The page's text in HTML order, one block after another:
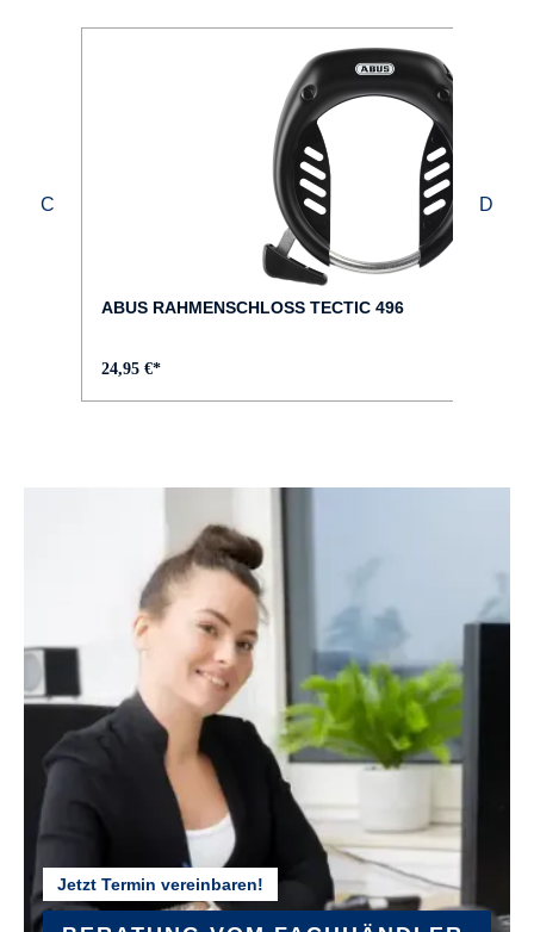
ABUS RAHMENSCHLOSS TECTIC 496
24,95 €*
Jetzt Termin vereinbaren!